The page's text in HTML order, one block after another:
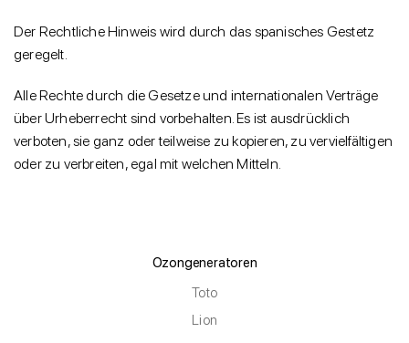
Der Rechtliche Hinweis wird durch das spanisches Gestetz
geregelt.
Alle Rechte durch die Gesetze und internationalen Verträge
über Urheberrecht sind vorbehalten. Es ist ausdrücklich
verboten, sie ganz oder teilweise zu kopieren, zu vervielfältigen
oder zu verbreiten, egal mit welchen Mitteln.
Ozongeneratoren
Toto
Lion